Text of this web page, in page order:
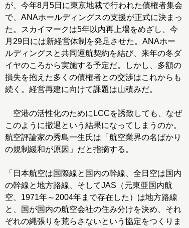
が、今年8月5日に東京地裁で行われた債権者集会
で、ANAホールディングスの支援が正式に決まっ
た。スカイマークは5年以内再上場をめざし、今
月29日には新経営体制を発足させた。ANAホー
ルディングスと共同運航契約を結び、来年の冬ダ
イヤのころから実施する予定だ。しかし、多額の
損失を抱えた多くの債権者との交渉はこれからも
続く。経営再建に向けて課題は山積みだ。
空港の活性化のためにLCCを誘致しても、なぜ
このように撤退という結果になってしまうのか。
航空評論家の秀島一生氏は「航空業界の名ばかり
の規制緩和が原因」だと指摘する。
「日本航空は国際線と国内の幹線、全日空は国内
の幹線と地方路線、そしてJAS（元東亜国内航
空、1971年～2004年まで存在した）は地方路線
と、国が国内の航空会社の住み分けを決め、それ
ぞれの縄張りを荒らさないという協定をつくりま